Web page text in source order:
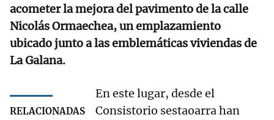
acometer la mejora del pavimento de la calle
Nicolás Ormaechea, un emplazamiento
ubicado junto a las emblemáticas viviendas de
La Galana.
RELACIONADAS
En este lugar, desde el
Consistorio sestaoarra han